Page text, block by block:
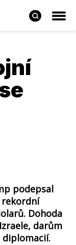
podepsal
rekordní
Dohoda
darům
diplomacií.